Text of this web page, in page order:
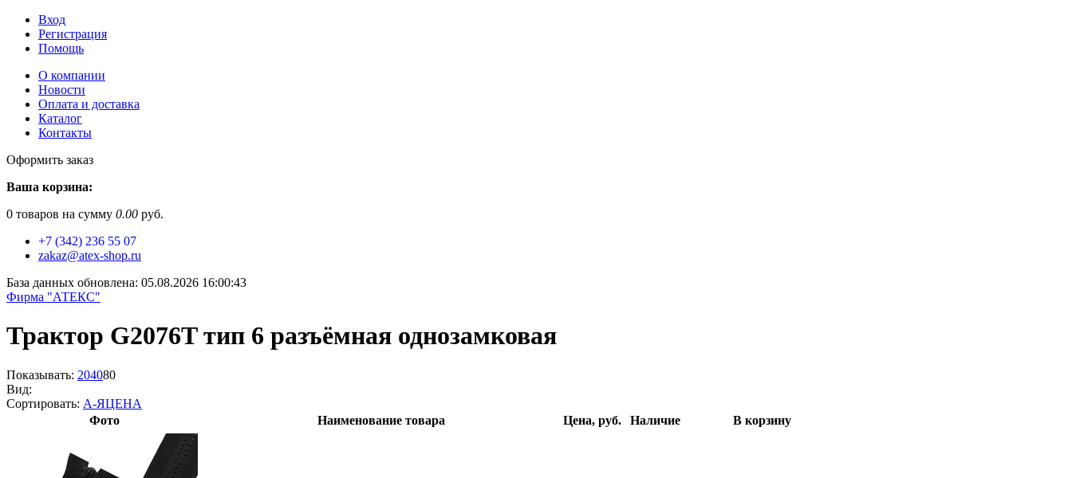
Вход
Регистрация
Помощь
О компании
Новости
Оплата и доставка
Каталог
Контакты
Оформить заказ
Ваша корзина:
0 товаров на сумму 0.00 руб.
+7 (342) 236 55 07
zakaz@atex-shop.ru
База данных обновлена: 05.08.2026 16:00:43
Фирма "АТЕКС"
Трактор G2076T тип 6 разъёмная однозамковая
Показывать: 204080
Вид:
Сортировать: А-ЯЦЕНА
Фото
Наименование товара Цена, руб. Наличие В корзину